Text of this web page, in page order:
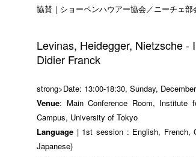
協賛｜ショーペンハウアー協会／ニーチェ部
Levinas, Heidegger, Nietzsche -
Didier Franck
strong>Date: 13:00-18:30, Sunday,
Venue: Main Conference Room, Institute
Campus, University of Tokyo
Language | 1st session : English, French,
Japanese)